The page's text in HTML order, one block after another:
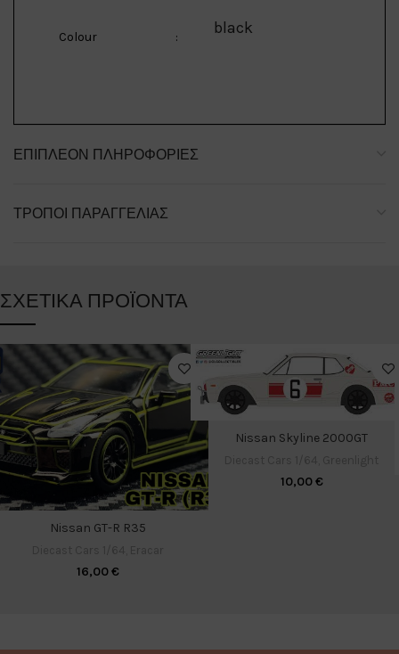
Colour : black
ΕΠΙΠΛΈΟΝ ΠΛΗΡΟΦΟΡΊΕΣ
ΤΡΌΠΟΙ ΠΑΡΑΓΓΕΛΊΑΣ
ΣΧΕΤΙΚΆ ΠΡΟΪΌΝΤΑ
Nissan GT-R R35
16,00€
Nissan Skyline 2000GT
10,00€